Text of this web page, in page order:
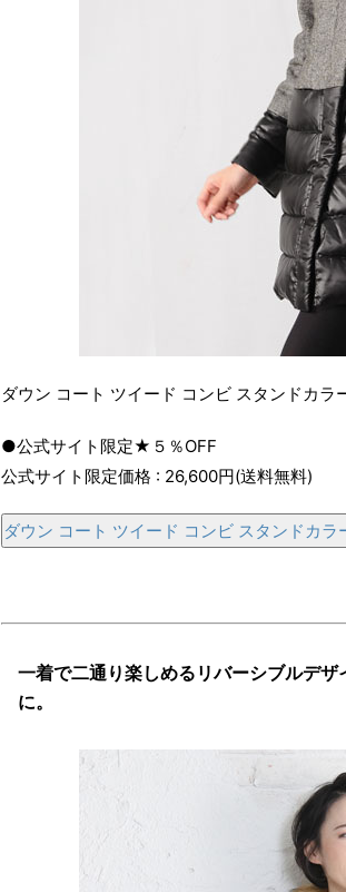
ダウン コート ツイード コンビ スタンドカラ
●公式サイト限定★５％OFF
公式サイト限定価格 : 26,600円(送料無料)
ダウン コート ツイード コンビ スタンドカラ
一着で二通り楽しめるリバーシブルデ
に。